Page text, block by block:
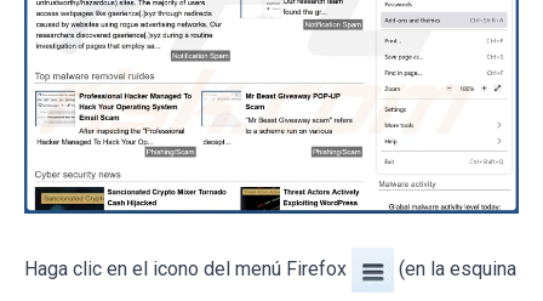
Haga clic en el icono del menú Firefox (en la esquina